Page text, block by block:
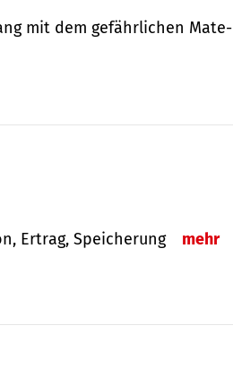
mit dem ge­fähr­lichen Mate­
Ertrag, Speicherung mehr